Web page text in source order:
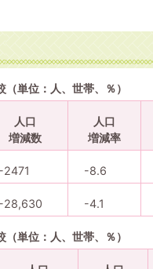
単位：人、世帯、％）
人口
増減数
人口
増減率
-2471 -8.6
-28,630 -4.1
単位：人、世帯、％）